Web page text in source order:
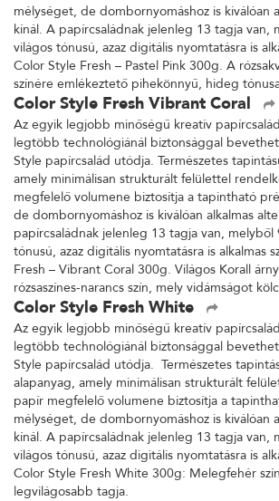
mélységet, de dombornyomáshoz is kiválóan
kínál. A papírcsaládnak jelenleg 13 tagja van,
világos tónusú, azaz digitális nyomtatásra is
Color Style Fresh – Pastel Pink 300g. A
színére emlékeztető pihekönnyű, hideg
Color Style Fresh Vibrant Coral
Az egyik legjobb minőségű kreatív
legtöbb technológiánál biztonsággal
Style papírcsalád utódja. Természetes
amely minimálisan strukturált felülettel
megfelelő volumene biztosítja a tapintható
de dombornyomáshoz is kiválóan alkalmas
papírcsaládnak jelenleg 13 tagja van, melyből
tónusú, azaz digitális nyomtatásra is alkalmas
Fresh – Vibrant Coral 300g. Világos Korall
rózsaszínes-narancs szín, mely vidámságot
Color Style Fresh White
Az egyik legjobb minőségű kreatív
legtöbb technológiánál biztonsággal
Style papírcsalád utódja. Természetes
alapanyag, amely minimálisan strukturált
papír megfelelő volumene biztosítja a
mélységet, de dombornyomáshoz is kiválóan
kínál. A papírcsaládnak jelenleg 13 tagja van,
világos tónusú, azaz digitális nyomtatásra is
Color Style Fresh White 300g: Melegfehér
legvilágosabb tagja.